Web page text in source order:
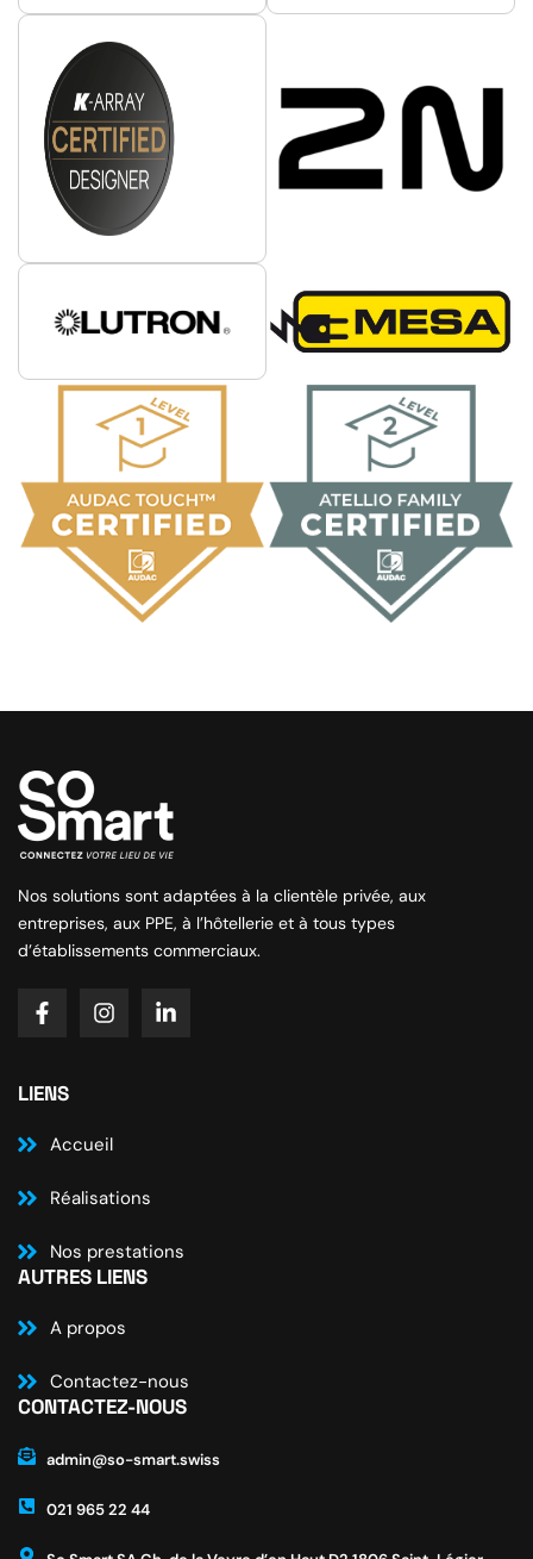
Nos solutions sont adaptées à la clientèle privée, aux
entreprises, aux PPE, à l’hôtellerie et à tous types
d’établissements commerciaux.
LIENS
Accueil
Réalisations
Nos prestations
AUTRES LIENS
A propos
Contactez-nous
CONTACTEZ-NOUS
admin@so-smart.swiss
021 965 22 44